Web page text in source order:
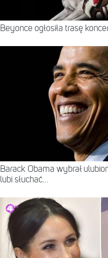
Beyonce ogłosiła trasę
Barack Obama wybrał
lubi słuchać...